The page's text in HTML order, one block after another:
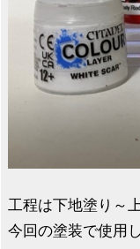
工程は下地塗り～
今回の塗装で使用